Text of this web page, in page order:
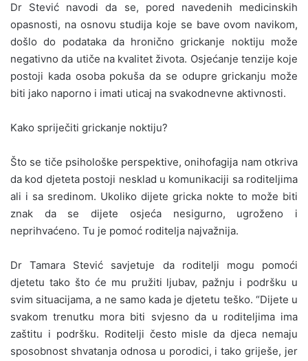
Dr Stević navodi da se, pored navedenih medicinskih
opasnosti, na osnovu studija koje se bave ovom navikom,
došlo do podataka da hronično grickanje noktiju može
negativno da utiče na kvalitet života. Osjećanje tenzije koje
postoji kada osoba pokuša da se odupre grickanju može
biti jako naporno i imati uticaj na svakodnevne aktivnosti.
Kako spriječiti grickanje noktiju?
Što se tiče psihološke perspektive, onihofagija nam otkriva
da kod djeteta postoji nesklad u komunikaciji sa roditeljima
ali i sa sredinom. Ukoliko dijete gricka nokte to može biti
znak da se dijete osjeća nesigurno, ugroženo i
neprihvaćeno. Tu je pomoć roditelja najvažnija.
Dr Tamara Stević savjetuje da roditelji mogu pomoći
djetetu tako što će mu pružiti ljubav, pažnju i podršku u
svim situacijama, a ne samo kada je djetetu teško. “Dijete u
svakom trenutku mora biti svjesno da u roditeljima ima
zaštitu i podršku. Roditelji često misle da djeca nemaju
sposobnost shvatanja odnosa u porodici, i tako griješe, jer